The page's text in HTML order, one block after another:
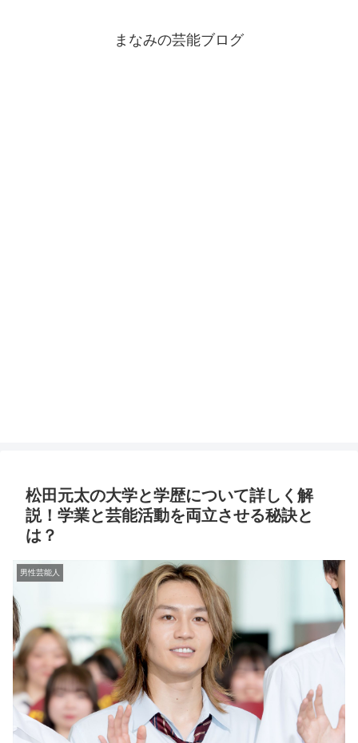
まなみの芸能ブログ
松田元太の大学と学歴について詳しく解
説！学業と芸能活動を両立させる秘訣と
は？
男性芸能人